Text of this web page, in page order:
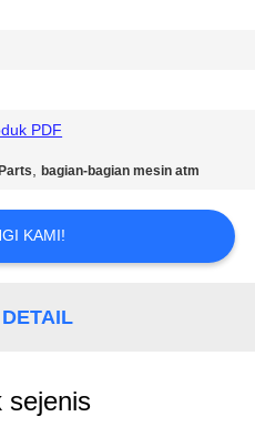
PDF
,bagian-bagian mesin atm
KAMI!
sejenis